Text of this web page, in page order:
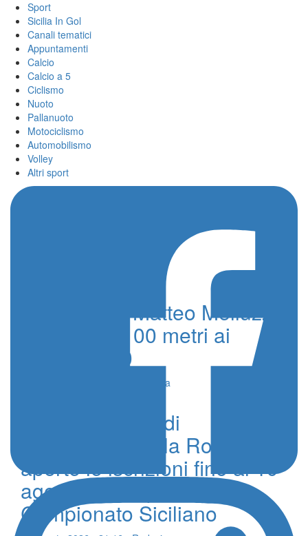
Sport
Sicilia In Gol
Canali tematici
Appuntamenti
Calcio
Calcio a 5
Ciclismo
Nuoto
Pallanuoto
Motociclismo
Automobilismo
Volley
Altri sport
Il siracusano Matteo Melluzzo
in finale nei 100 metri ai
Mondiali U20
18 Agosto 2021 - Omar Menolascina
6° Slalom Città di
Alessandria della Rocca,
aperte le iscrizioni fino al 19
agosto per la prova del
Campionato Siciliano